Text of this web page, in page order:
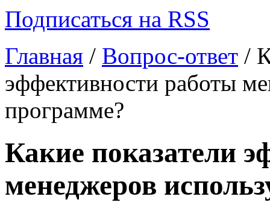
Подписаться на RSS
Главная / Вопрос-ответ /
эффективности работы
программе?
Какие показатели
менеджеров